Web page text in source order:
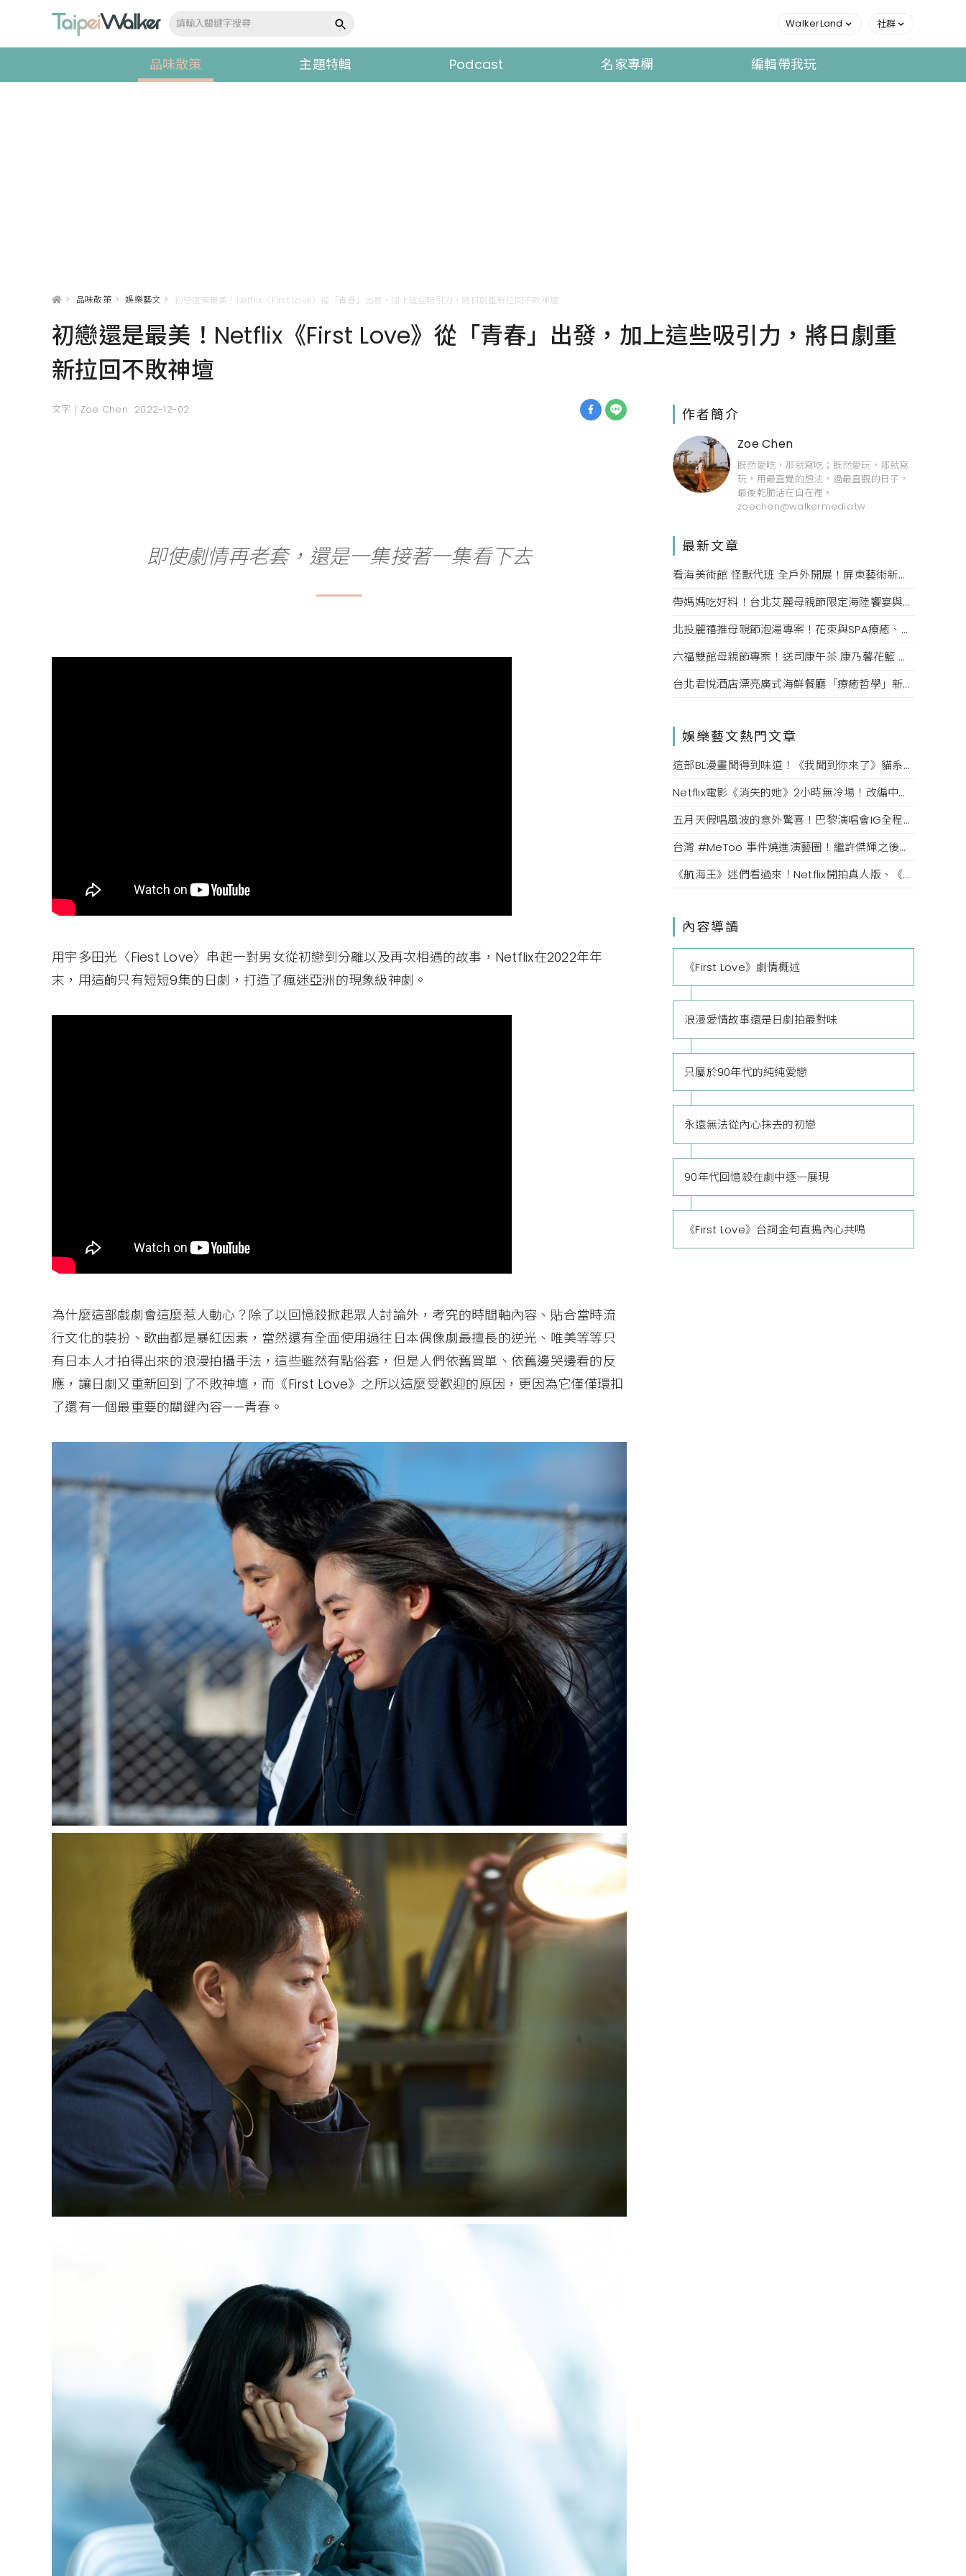
WalkerLand 社群
品味散策 主題特輯 Podcast 名家專欄 編輯帶我玩
> 品味散策 > 娛樂藝文 > 初戀還是最美！Netflix《First Love》從「青春」出發，加上這些吸引力，將日劇重新拉回不敗神壇
初戀還是最美！Netflix《First Love》從「青春」出發，加上這些吸引力，將日劇重
新拉回不敗神壇
文字｜Zoe Chen 2022-12-02
即使劇情再老套，還是一集接著一集看下去
用宇多田光〈Fiest Love〉串起一對男女從初戀到分離以及再次相遇的故事，Netflix在2022年年
末，用這齣只有短短9集的日劇，打造了瘋迷亞洲的現象級神劇。
為什麼這部戲劇會這麼惹人動心？除了以回憶殺掀起眾人討論外，考究的時間軸內容、貼合當時流
行文化的裝扮、歌曲都是暴紅因素，當然還有全面使用過往日本偶像劇最擅長的逆光、唯美等等只
有日本人才拍得出來的浪漫拍攝手法，這些雖然有點俗套，但是人們依舊買單、依舊邊哭邊看的反
應，讓日劇又重新回到了不敗神壇，而《First Love》之所以這麼受歡迎的原因，更因為它僅僅環扣
了還有一個最重要的關鍵內容——青春。
作者簡介
Zoe Chen
既然愛吃，那就寫吃；既然愛玩，那就寫
玩，用最直覺的想法，過最直觀的日子，
最後乾脆活在自在裡。
zoechen@walkermedia.tw
最新文章
看海美術館 怪獸代班 全戶外開展！屏東藝術新亮點 網美必拍。
帶媽媽吃好料！台北艾麗母親節限定海陸饗宴與住房專案一次收藏。
北投麗禧推母親節泡湯專案！花束與SPA療癒、甜點同步登場
六福雙館母親節專案！送司康午茶 康乃馨花籃 演唱會票，高鐵78折限量。
台北君悅酒店漂亮廣式海鮮餐廳「療癒哲學」新菜單！每一口都成為心靈的享受。
娛樂藝文熱門文章
這部BL漫畫聞得到味道！《我聞到你來了》貓系男主與犬系年下男循著氣味展開羞澀又大膽愛戀
Netflix電影《消失的她》2小時無冷場！改編中國殺妻真實案件，是真話還是謊言、孰能相信孰該存疑？
五月天假唱風波的意外驚喜！巴黎演唱會IG全程三小時直播，廣邀五迷唱到天亮
台灣 #MeToo 事件燒進演藝圈！繼許傑輝之後，宥勝、黃子佼人設皆翻車，NONO先否認後承認並停止演藝工作
《航海王》迷們看過來！Netflix開拍真人版、《航海王劇場版：紅髮歌姬》上架愛奇藝
內容導讀
《First Love》劇情概述
浪漫愛情故事還是日劇拍最對味
只屬於90年代的純純愛戀
永遠無法從內心抹去的初戀
90年代回憶殺在劇中逐一展現
《First Love》台詞金句直搗內心共鳴